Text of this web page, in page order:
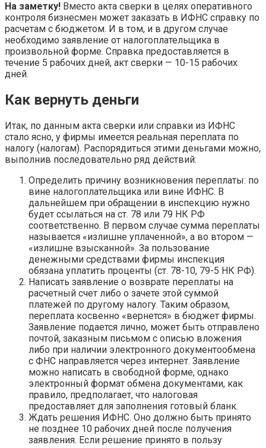
На заметку! Вместо акта сверки в целях оперативного
контроля бизнесмен может заказать в ИФНС справку по
расчетам с бюджетом. И в том, и в другом случае
необходимо заявление от налогоплательщика в
произвольной форме. Справка предоставляется в
течение 5 рабочих дней, акт сверки — 10-15 рабочих
дней.
Как вернуть деньги
Итак, по данным акта сверки или справки из ИФНС
стало ясно, у фирмы имеется реальная переплата по
налогу (налогам). Распорядиться этими деньгами можно,
выполнив последовательно ряд действий:
Определить причину возникновения переплаты: по
вине налогоплательщика или вине ИФНС. В
дальнейшем при обращении в инспекцию нужно
будет ссылаться на ст. 78 или 79 НК РФ
соответственно. В первом случае сумма переплаты
называется «излишне уплаченной», а во втором —
«излишне взысканной». За пользование
денежными средствами фирмы инспекция
обязана уплатить проценты (ст. 78-10, 79-5 НК РФ).
Написать заявление о возврате переплаты на
расчетный счет либо о зачете этой суммой
платежей по другому налогу. Таким образом,
переплата косвенно «вернется» в бюджет фирмы.
Заявление подается лично, может быть отправлено
почтой, заказным письмом с описью вложения
либо при наличии электронного документообмена
с ФНС направляется через интернет. Заявление
можно написать в свободной форме, однако
электронный формат обмена документами, как
правило, предполагает, что налоговая
предоставляет для заполнения готовый бланк.
Ждать решения ИФНС. Оно должно быть принято
не позднее 10 рабочих дней после получения
заявления. Если решение принято в пользу